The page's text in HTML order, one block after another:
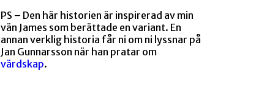
PS – Den här historien är inspirerad av min
vän James som berättade en variant. En
annan verklig historia får ni om ni lyssnar på
Jan Gunnarsson när han pratar om
värdskap.